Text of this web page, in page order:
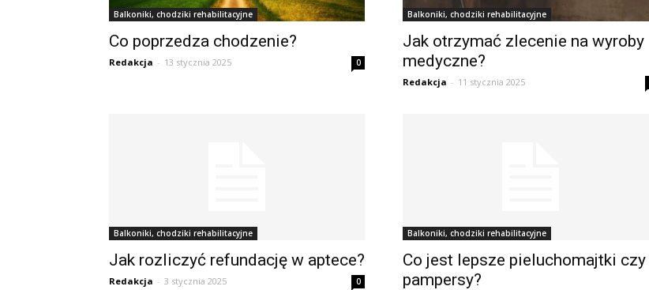
Balkoniki, chodziki rehabilitacyjne
Co poprzedza chodzenie?
Redakcja - 13 stycznia 2025 0
Balkoniki, chodziki rehabilitacyjne
Jak otrzymać zlecenie na wyroby
medyczne?
Redakcja - 11 stycznia 2025
Balkoniki, chodziki rehabilitacyjne
Jak rozliczyć refundację w aptece?
Redakcja - 3 stycznia 2025 0
Balkoniki, chodziki rehabilitacyjne
Co jest lepsze pieluchomajtki czy
pampersy?